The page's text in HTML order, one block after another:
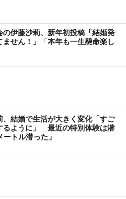
の伊藤沙莉、新年初投稿「結婚発
ません！」「本年も一生懸命楽し
、結婚で生活が大きく変化「すご
るように」 最近の特別体験は潜
トル潜った」